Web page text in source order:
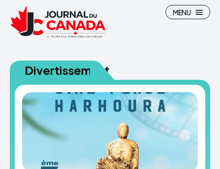
Search
Canada
Maroc
Search
Canada
Maroc
MENU
Divertissement